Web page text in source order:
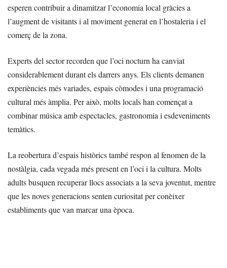
esperen contribuir a dinamitzar l’economia local gràcies a
l’augment de visitants i al moviment generat en l’hostaleria i el
comerç de la zona.
Experts del sector recorden que l’oci nocturn ha canviat
considerablement durant els darrers anys. Els clients demanen
experiències més variades, espais còmodes i una programació
cultural més àmplia. Per això, molts locals han començat a
combinar música amb espectacles, gastronomia i esdeveniments
temàtics.
La reobertura d’espais històrics també respon al fenomen de la
nostàlgia, cada vegada més present en l’oci i la cultura. Molts
adults busquen recuperar llocs associats a la seva joventut, mentre
que les noves generacions senten curiositat per conèixer
establiments que van marcar una època.